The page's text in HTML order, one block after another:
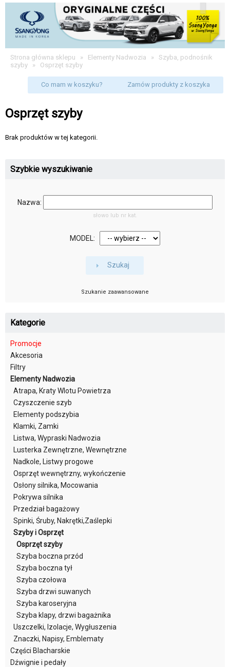
Strona główna sklepu » Elementy Nadwozia » Szyba, podnośnik
szyby » Osprzęt szyby
Co mam w koszyku? Zamów produkty z koszyka
Osprzęt szyby
Brak produktów w tej kategorii.
Szybkie wyszukiwanie
Nazwa:
słowo lub nr kat.
MODEL:
Szukaj
Szukanie zaawansowane
Kategorie
Promocje
Akcesoria
Filtry
Elementy Nadwozia
Atrapa, Kraty Wlotu Powietrza
Czyszczenie szyb
Elementy podszybia
Klamki, Zamki
Listwa, Wypraski Nadwozia
Lusterka Zewnętrzne, Wewnętrzne
Nadkole, Listwy progowe
Osprzęt wewnętrzny, wykończenie
Osłony silnika, Mocowania
Pokrywa silnika
Przedział bagażowy
Spinki, Śruby, Nakrętki,Zaślepki
Szyby i Osprzęt
Osprzęt szyby
Szyba boczna przód
Szyba boczna tył
Szyba czołowa
Szyba drzwi suwanych
Szyba karoseryjna
Szyba klapy, drzwi bagażnika
Uszczelki, Izolacje, Wygłuszenia
Znaczki, Napisy, Emblematy
Części Blacharskie
Dźwignie i pedały